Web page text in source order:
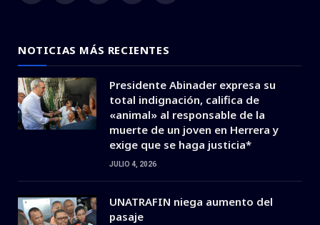
NOTICIAS MÁS RECIENTES
Presidente Abinader expresa su
total indignación, califica de
«animal» al responsable de la
muerte de un joven en Herrera y
exige que se haga justicia*
JULIO 4, 2026
UNATRAFIN niega aumento del
pasaje